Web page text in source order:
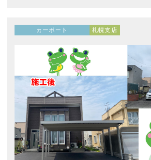
カーポート 札幌支店